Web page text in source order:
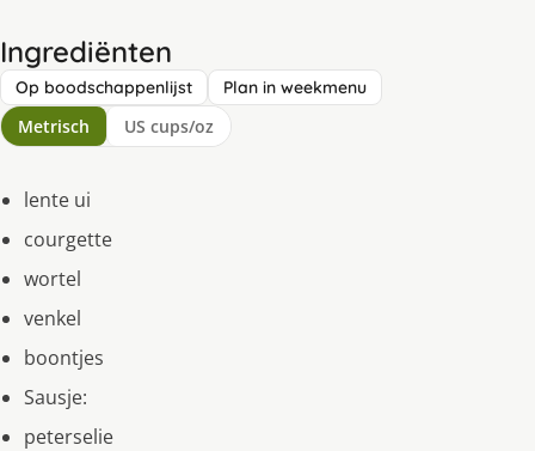
Ingrediënten
Op boodschappenlijst Plan in weekmenu
Metrisch US cups/oz
lente ui
courgette
wortel
venkel
boontjes
Sausje:
peterselie